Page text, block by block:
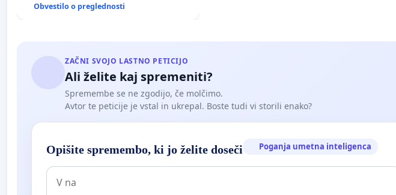
Obvestilo o preglednosti
ZAČNI SVOJO LASTNO PETICIJO
Ali želite kaj spremeniti?
Spremembe se ne zgodijo, če molčimo.
Avtor te peticije je vstal in ukrepal. Boste tudi vi storili enako?
Opišite spremembo, ki jo želite doseči Poganja umetna inteligenca